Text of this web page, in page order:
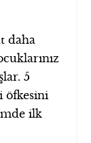
daha
5
öfkesini
ilk